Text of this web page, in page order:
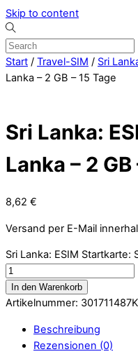
Skip to content
Start / Travel-SIM / Sri
Lanka – 2 GB – 15 Tage
Sri Lanka:
Lanka – 2 GB
8,62 €
Versand per E-Mail
Sri Lanka: ESIM Startkarte:
In den Warenkorb
Artikelnummer: 301711487
Beschreibung
Rezensionen (0)